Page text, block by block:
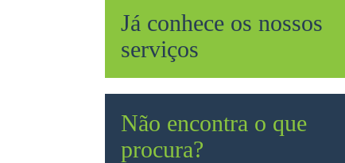
Já conhece os nossos
serviços
Não encontra o que
procura?